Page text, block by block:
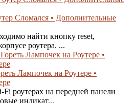
Сломался • Дополнительные
найти кнопку reset,
роутера. ...
Лампочек на Роутере •
роутерах на передней панели
индикат...